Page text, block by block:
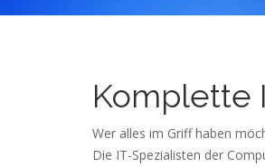
Komplette
Wer alles im Griff haben
Die IT-Spezialisten der